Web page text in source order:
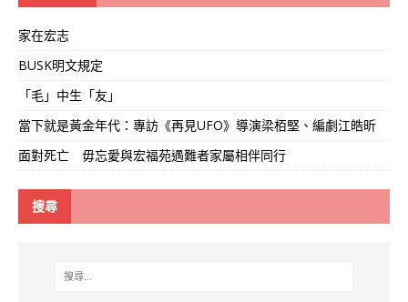
家在宏志
BUSK明文規定
「毛」中生「友」
當下就是黃金年代：專訪《再見UFO》導演梁栢堅、編劇江皓昕
面對死亡 毋忘愛與宏福苑遇難者家屬相伴同行
搜尋